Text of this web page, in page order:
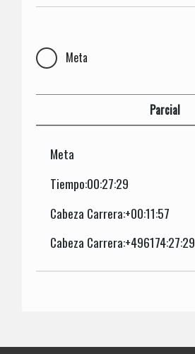
Meta
Parcial
Meta
Tiempo:00:27:29
Cabeza Carrera:+00:11:57
Cabeza Carrera:+496174:27:29